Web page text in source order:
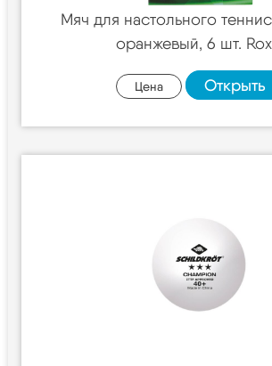
Мяч для настольного
оранжевый, 6 шт.
Цена Открыть